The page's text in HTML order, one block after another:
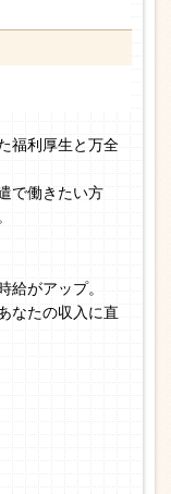
福利厚生と万全
で働きたい方
給がアップ。
なたの収入に直